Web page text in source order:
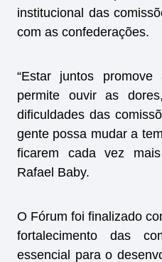
institucional das
com as confederações.
“Estar juntos
permite ouvir as
dificuldades das
gente possa mudar a
ficarem cada vez mais
Rafael Baby.
O Fórum foi finalizado
fortalecimento das
essencial para o